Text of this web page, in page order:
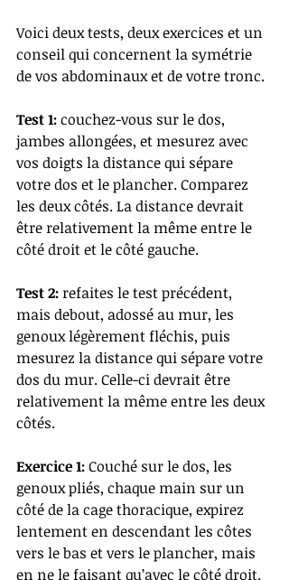
Voici deux tests, deux exercices et un
conseil qui concernent la symétrie
de vos abdominaux et de votre tronc.
Test 1: couchez-vous sur le dos,
jambes allongées, et mesurez avec
vos doigts la distance qui sépare
votre dos et le plancher. Comparez
les deux côtés. La distance devrait
être relativement la même entre le
côté droit et le côté gauche.
Test 2: refaites le test précédent,
mais debout, adossé au mur, les
genoux légèrement fléchis, puis
mesurez la distance qui sépare votre
dos du mur. Celle-ci devrait être
relativement la même entre les deux
côtés.
Exercice 1: Couché sur le dos, les
genoux pliés, chaque main sur un
côté de la cage thoracique, expirez
lentement en descendant les côtes
vers le bas et vers le plancher, mais
en ne le faisant qu’avec le côté droit.